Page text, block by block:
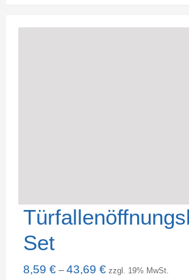
Set
8,59 €– 43,69 € zzgl. 19% MwSt.